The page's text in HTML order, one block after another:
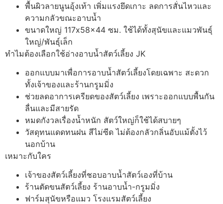
พื้นผิวลายนูนอุ้งเท้า เพิ่มแรงยึดเกาะ ลดการสั่นไหวและ
ความกลัวขณะอาบน้ำ
ขนาดใหญ่ 117x58x44 ซม. ใช้ได้ทั้งสุนัขและแมวพันธุ์
ใหญ่/พันธุ์เล็ก
ทำไมต้องเลือกใช้อ่างอาบน้ำสัตว์เลี้ยง JK
ออกแบบมาเพื่อการอาบน้ำสัตว์เลี้ยงโดยเฉพาะ สะดวก
ทั้งเจ้าของและร้านกรูมมิ่ง
ช่วยลดอาการเครียดของสัตว์เลี้ยง เพราะออกแบบพื้นกัน
ลื่นและมีสายรัด
หมดกังวลเรื่องน้ำหนัก สัตว์ใหญ่ก็ใช้ได้สบายๆ
วัสดุทนแดดทนฝน สีไม่ซีด ไม่ต้องกลัวกลิ่นอับแม้ตั้งไว้
นอกบ้าน
เหมาะกับใคร
เจ้าของสัตว์เลี้ยงที่ชอบอาบน้ำสัตว์เองที่บ้าน
ร้านตัดขนสัตว์เลี้ยง ร้านอาบน้ำ-กรูมมิ่ง
ฟาร์มสุนัขหรือแมว โรงแรมสัตว์เลี้ยง